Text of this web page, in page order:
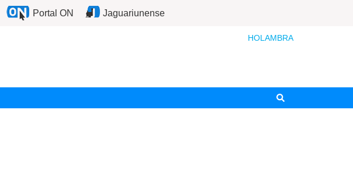
Portal ON Jaguariunense
HOLAMBRA